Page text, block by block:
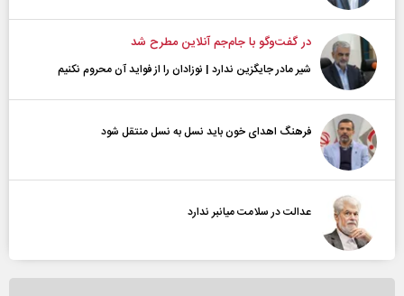
در گفت‌و‌گو با جام‌جم آنلاین مطرح شد
شیر مادر جایگزین ندارد | نوزادان را از فواید آن محروم نکنیم
فرهنگ اهدای خون باید نسل به نسل منتقل شود
عدالت در سلامت میانبر ندارد